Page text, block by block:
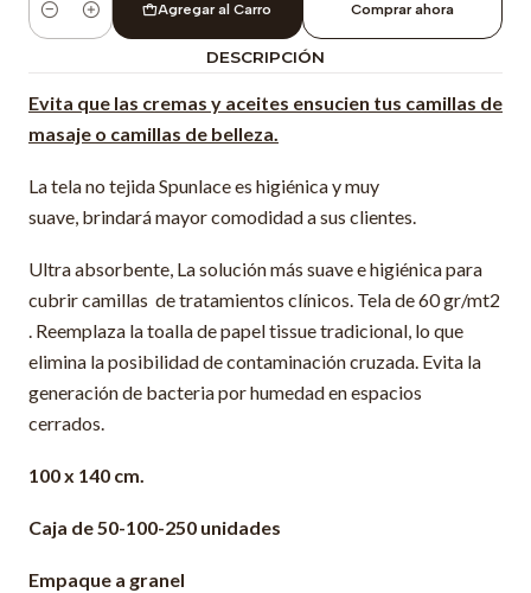
Cantidad
Agregar al Carro Comprar ahora
DESCRIPCIÓN
Evita que las cremas y aceites ensucien tus camillas de
masaje o camillas de belleza.
La tela no tejida Spunlace es higiénica y muy
suave, brindará mayor comodidad a sus clientes.
Ultra absorbente, La solución más suave e higiénica para
cubrir camillas de tratamientos clínicos. Tela de 60 gr/mt2
. Reemplaza la toalla de papel tissue tradicional, lo que
elimina la posibilidad de contaminación cruzada. Evita la
generación de bacteria por humedad en espacios
cerrados.
100 x 140 cm.
Caja de 50-100-250 unidades
Empaque a granel